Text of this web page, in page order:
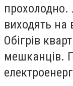
виходять на
Обігрів
мешканців.